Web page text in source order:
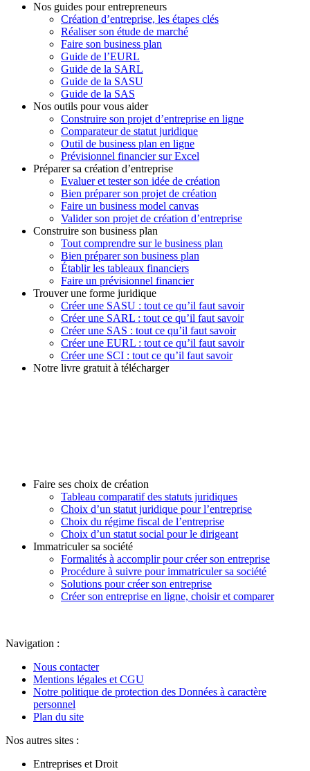
Nos guides pour entrepreneurs
Création d’entreprise, les étapes clés
Réaliser son étude de marché
Faire son business plan
Guide de l’EURL
Guide de la SARL
Guide de la SASU
Guide de la SAS
Nos outils pour vous aider
Construire son projet d’entreprise en ligne
Comparateur de statut juridique
Outil de business plan en ligne
Prévisionnel financier sur Excel
Préparer sa création d’entreprise
Evaluer et tester son idée de création
Bien préparer son projet de création
Faire un business model canvas
Valider son projet de création d’entreprise
Construire son business plan
Tout comprendre sur le business plan
Bien préparer son business plan
Établir les tableaux financiers
Faire un prévisionnel financier
Trouver une forme juridique
Créer une SASU : tout ce qu’il faut savoir
Créer une SARL : tout ce qu’il faut savoir
Créer une SAS : tout ce qu’il faut savoir
Créer une EURL : tout ce qu’il faut savoir
Créer une SCI : tout ce qu’il faut savoir
Notre livre gratuit à télécharger
Faire ses choix de création
Tableau comparatif des statuts juridiques
Choix d’un statut juridique pour l’entreprise
Choix du régime fiscal de l’entreprise
Choix d’un statut social pour le dirigeant
Immatriculer sa société
Formalités à accomplir pour créer son entreprise
Procédure à suivre pour immatriculer sa société
Solutions pour créer son entreprise
Créer son entreprise en ligne, choisir et comparer
Navigation :
Nous contacter
Mentions légales et CGU
Notre politique de protection des Données à caractère
personnel
Plan du site
Nos autres sites :
Entreprises et Droit